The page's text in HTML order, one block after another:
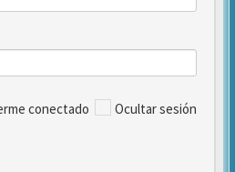
conectado Ocultar sesión